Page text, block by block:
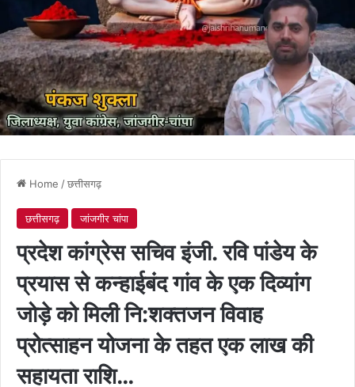
Home /छत्तीसगढ़
छत्तीसगढ़ जांजगीर चांपा
प्रदेश कांग्रेस सचिव इंजी. रवि पांडेय के
प्रयास से कन्हाईबंद गांव के एक दिव्यांग
जोड़े को मिली नि:शक्तजन विवाह
प्रोत्साहन योजना के तहत एक लाख की
सहायता राशि…